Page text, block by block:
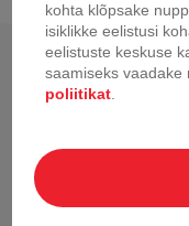
Hiljuti
kohta klõpsake
isiklikke eelistusi
eelistuste keskuse
saamiseks vaadake
poliitikat